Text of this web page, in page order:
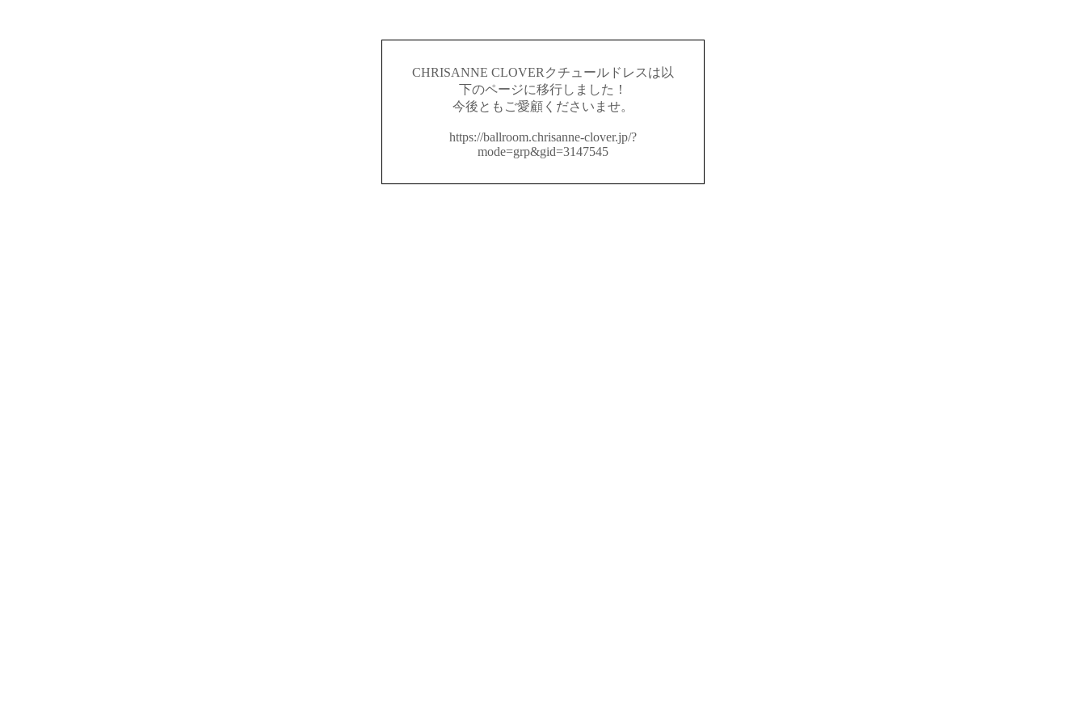
CHRISANNE CLOVERクチュールドレスは以
下のページに移行しました！
今後ともご愛顧くださいませ。
https://ballroom.chrisanne-clover.jp/?
mode=grp&gid=3147545